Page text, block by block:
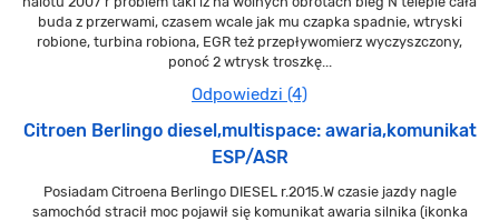
buda z przerwami, czasem wcale jak mu czapka spadnie, wtryski
robione, turbina robiona, EGR też przepływomierz wyczyszczony,
ponoć 2 wtrysk troszkę...
Odpowiedzi (4)
Citroen Berlingo diesel,multispace: awaria,komunikat
ESP/ASR
Posiadam Citroena Berlingo DIESEL r.2015.W czasie jazdy nagle
samochód stracił moc pojawił się komunikat awaria silnika (ikonka